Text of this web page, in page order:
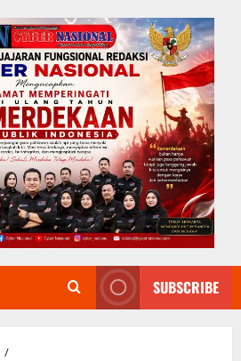
SUBSCRIBE